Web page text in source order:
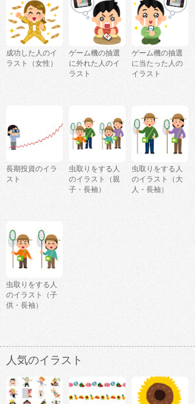
成功した人のイ
ラスト（女性）
ゲーム機の抽選
に外れた人のイ
ラスト
ゲーム機の抽選
に当たった人の
イラスト
長期投資のイラ
スト
虫取りをする人
のイラスト（親
子・長袖）
虫取りをする人
のイラスト（大
人・長袖）
虫取りをする人
のイラスト（子
供・長袖）
人気のイラスト